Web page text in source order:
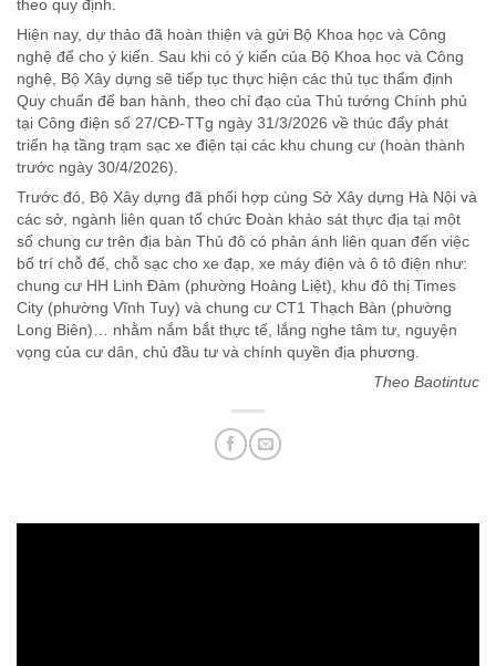
theo quy định.
Hiện nay, dự thảo đã hoàn thiện và gửi Bộ Khoa học và Công
nghệ để cho ý kiến. Sau khi có ý kiến của Bộ Khoa học và Công
nghệ, Bộ Xây dựng sẽ tiếp tục thực hiện các thủ tục thẩm định
Quy chuẩn để ban hành, theo chỉ đạo của Thủ tướng Chính phủ
tại Công điện số 27/CĐ-TTg ngày 31/3/2026 về thúc đẩy phát
triển hạ tầng trạm sạc xe điện tại các khu chung cư (hoàn thành
trước ngày 30/4/2026).
Trước đó, Bộ Xây dựng đã phối hợp cùng Sở Xây dựng Hà Nội và
các sở, ngành liên quan tổ chức Đoàn khảo sát thực địa tại một
số chung cư trên địa bàn Thủ đô có phản ánh liên quan đến việc
bố trí chỗ để, chỗ sạc cho xe đạp, xe máy điện và ô tô điện như:
chung cư HH Linh Đàm (phường Hoàng Liệt), khu đô thị Times
City (phường Vĩnh Tuy) và chung cư CT1 Thạch Bàn (phường
Long Biên)… nhằm nắm bắt thực tế, lắng nghe tâm tư, nguyện
vọng của cư dân, chủ đầu tư và chính quyền địa phương.
Theo Baotintuc